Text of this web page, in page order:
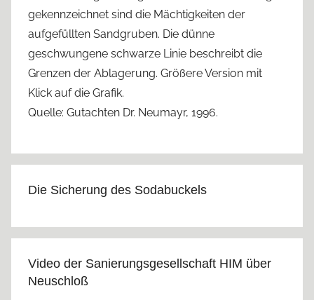
gekennzeichnet sind die Mächtigkeiten der
aufgefüllten Sandgruben. Die dünne
geschwungene schwarze Linie beschreibt die
Grenzen der Ablagerung. Größere Version mit
Klick auf die Grafik.
Quelle: Gutachten Dr. Neumayr, 1996.
Die Sicherung des Sodabuckels
Video der Sanierungsgesellschaft HIM über
Neuschloß